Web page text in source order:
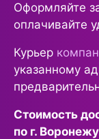
Оформляйте
оплачивайте
Курьер
указанному
Стоимость
по г.